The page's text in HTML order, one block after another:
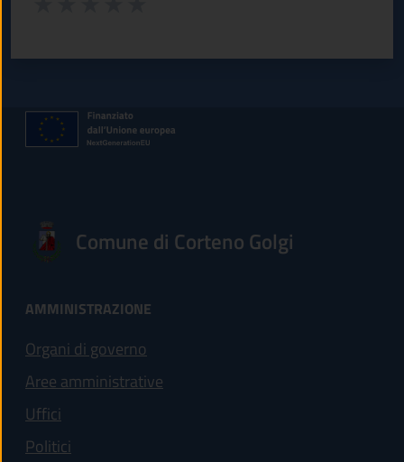
Comune di Corteno Golgi
AMMINISTRAZIONE
Organi di governo
Aree amministrative
Uffici
Politici